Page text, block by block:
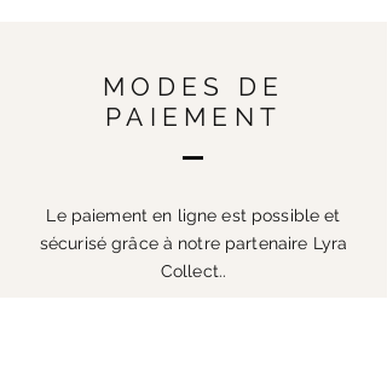
MODES DE
PAIEMENT
Le paiement en ligne est possible et
sécurisé grâce à notre partenaire Lyra
Collect..